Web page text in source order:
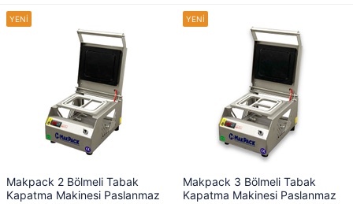
Makpack 2 Bölmeli Tabak
Kapatma Makinesi Paslanmaz
Makpack 3 Bölmeli Tabak
Kapatma Makinesi Paslanmaz